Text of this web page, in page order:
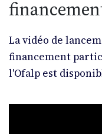
La vidéo de
financement
l'Ofalp est